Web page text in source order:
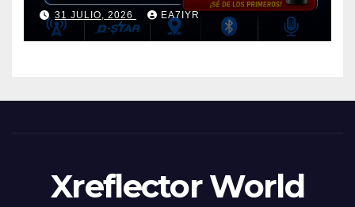
31 JULIO, 2026 EA7IYR
Xreflector World